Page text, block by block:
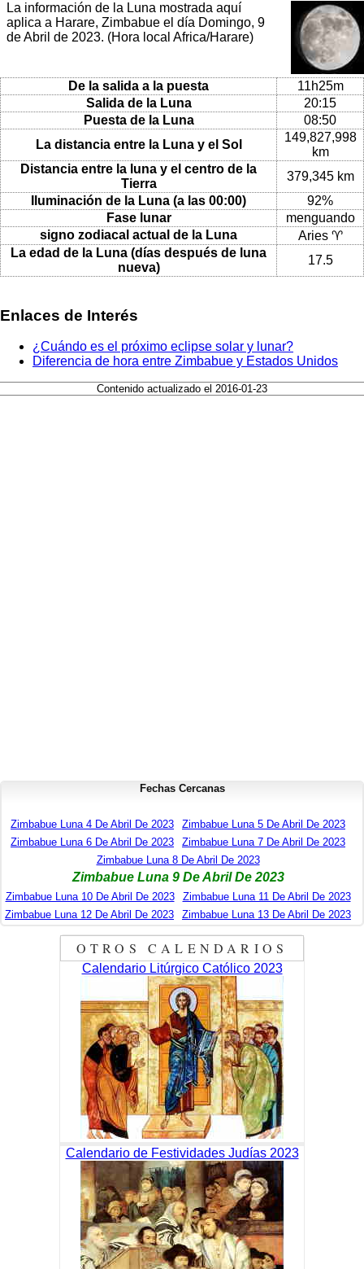
La información de la Luna mostrada aquí
aplica a Harare, Zimbabue el día Domingo, 9
de Abril de 2023. (Hora local Africa/Harare)
De la salida a la puesta
11h25m
Salida de la Luna
20:15
Puesta de la Luna
08:50
La distancia entre la Luna y el Sol
149,827,998
km
Distancia entre la luna y el centro de la
Tierra
379,345 km
Iluminación de la Luna (a las 00:00)
92%
Fase lunar
menguando
signo zodiacal actual de la Luna
Aries ♈
La edad de la Luna (días después de luna
nueva)
17.5
Enlaces de Interés
¿Cuándo es el próximo eclipse solar y lunar?
Diferencia de hora entre Zimbabue y Estados Unidos
Contenido actualizado el 2016-01-23
Fechas Cercanas
Zimbabue Luna 4 De Abril De 2023
Zimbabue Luna 5 De Abril De 2023
Zimbabue Luna 6 De Abril De 2023
Zimbabue Luna 7 De Abril De 2023
Zimbabue Luna 8 De Abril De 2023
Zimbabue Luna 9 De Abril De 2023
Zimbabue Luna 10 De Abril De 2023
Zimbabue Luna 11 De Abril De 2023
Zimbabue Luna 12 De Abril De 2023
Zimbabue Luna 13 De Abril De 2023
OTROS CALENDARIOS
Calendario Litúrgico Católico 2023
Calendario de Festividades Judías 2023